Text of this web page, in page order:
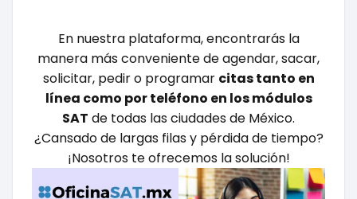
En nuestra plataforma, encontrarás la
manera más conveniente de agendar, sacar,
solicitar, pedir o programar citas tanto en
línea como por teléfono en los módulos
SAT de todas las ciudades de México.
¿Cansado de largas filas y pérdida de tiempo?
¡Nosotros te ofrecemos la solución!